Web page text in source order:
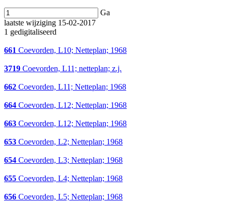
Ga
laatste wijziging 15-02-2017
1 gedigitaliseerd
661 Coevorden, L10; Netteplan; 1968
3719 Coevorden, L11; netteplan; z.j.
662 Coevorden, L11; Netteplan; 1968
664 Coevorden, L12; Netteplan; 1968
663 Coevorden, L12; Netteplan; 1968
653 Coevorden, L2; Netteplan; 1968
654 Coevorden, L3; Netteplan; 1968
655 Coevorden, L4; Netteplan; 1968
656 Coevorden, L5; Netteplan; 1968